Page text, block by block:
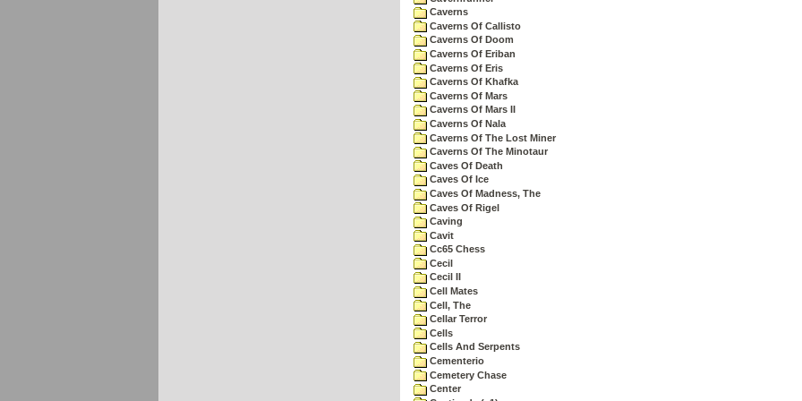
Caverns
Caverns Of Callisto
Caverns Of Doom
Caverns Of Eriban
Caverns Of Eris
Caverns Of Khafka
Caverns Of Mars
Caverns Of Mars II
Caverns Of Nala
Caverns Of The Lost Miner
Caverns Of The Minotaur
Caves Of Death
Caves Of Ice
Caves Of Madness, The
Caves Of Rigel
Caving
Cavit
Cc65 Chess
Cecil
Cecil II
Cell Mates
Cell, The
Cellar Terror
Cells
Cells And Serpents
Cementerio
Cemetery Chase
Center